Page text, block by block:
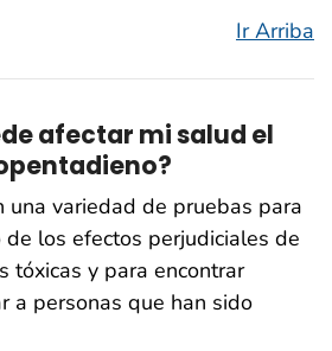
Ir Arriba
afectar mi salud el
una variedad de pruebas para
los efectos perjudiciales de
tóxicas y para encontrar
a personas que han sido